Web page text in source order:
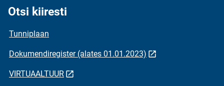
Otsi kiiresti
Tunniplaan
Dokumendiregister (alates 01.01.2023)
VIRTUAALTUUR